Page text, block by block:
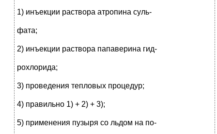
1) инъекции раствора атропина суль-
фата;
2) инъекции раствора папаверина гид-
рохлорида;
3) проведения тепловых процедур;
4) правильно 1) + 2) + 3);
5) применения пузыря со льдом на по-